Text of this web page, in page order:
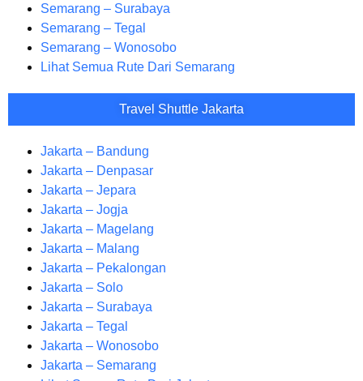
Semarang – Surabaya
Semarang – Tegal
Semarang – Wonosobo
Lihat Semua Rute Dari Semarang
Travel Shuttle Jakarta
Jakarta – Bandung
Jakarta – Denpasar
Jakarta – Jepara
Jakarta – Jogja
Jakarta – Magelang
Jakarta – Malang
Jakarta – Pekalongan
Jakarta – Solo
Jakarta – Surabaya
Jakarta – Tegal
Jakarta – Wonosobo
Jakarta – Semarang